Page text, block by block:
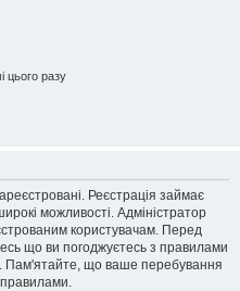
цього разу
Реєстрація займає
можливості. Адміністратор
користувачам. Перед
що ви погоджуєтесь з правилами
Пам'ятайте, що ваше перебування